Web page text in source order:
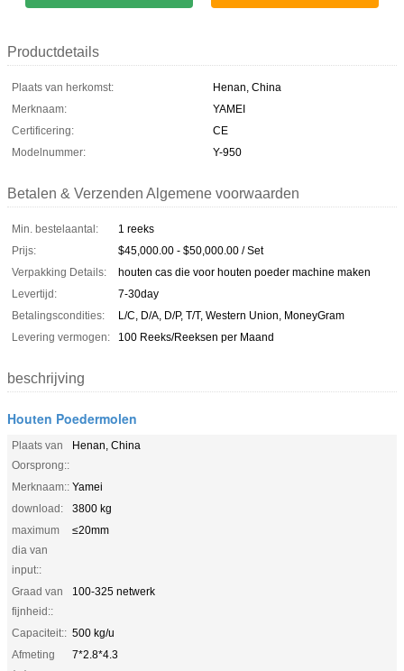
Productdetails
Plaats van herkomst:
Henan, China
Merknaam:
YAMEI
Certificering:
CE
Modelnummer:
Y-950
Betalen & Verzenden Algemene voorwaarden
Min. bestelaantal:
1 reeks
Prijs:
$45,000.00 - $50,000.00 / Set
Verpakking Details:
houten cas die voor houten poeder machine maken
Levertijd:
7-30day
Betalingscondities:
L/C, D/A, D/P, T/T, Western Union, MoneyGram
Levering vermogen:
100 Reeks/Reeksen per Maand
beschrijving
Houten Poedermolen
Plaats van
Oorsprong::
Henan, China
Merknaam:: Yamei
download:
3800 kg
maximum
dia van
input::
≤20mm
Graad van
fijnheid::
100-325 netwerk
Capaciteit:: 500 kg/u
Afmeting
7*2.8*4.3